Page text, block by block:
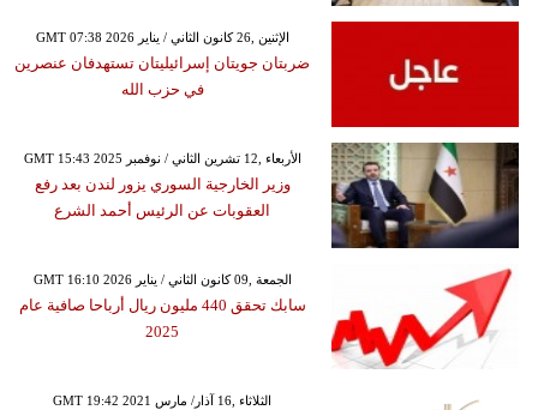
GMT 07:38 2026 الإثنين ,26 كانون الثاني / يناير
ضربتان جويتان إسرائيليتان تستهدفان عنصرين
في حزب الله
GMT 15:43 2025 الأربعاء ,12 تشرين الثاني / نوفمبر
وزير الخارجية السوري يزور لندن بعد رفع
العقوبات عن الرئيس أحمد الشرع
GMT 16:10 2026 الجمعة ,09 كانون الثاني / يناير
سابك تحقق 440 مليون ريال أرباحا صافية عام
2025
GMT 19:42 2021 الثلاثاء ,16 آذار/ مارس